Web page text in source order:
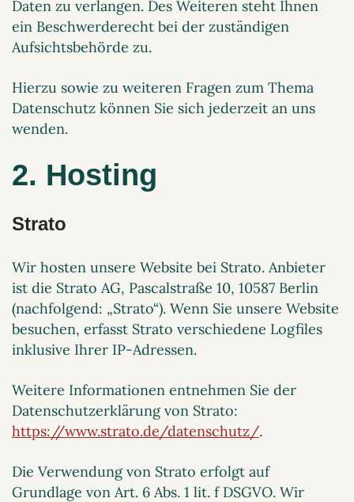
Daten zu verlangen. Des Weiteren steht Ihnen
ein Beschwerderecht bei der zuständigen
Aufsichtsbehörde zu.
Hierzu sowie zu weiteren Fragen zum Thema
Datenschutz können Sie sich jederzeit an uns
wenden.
2. Hosting
Strato
Wir hosten unsere Website bei Strato. Anbieter
ist die Strato AG, Pascalstraße 10, 10587 Berlin
(nachfolgend: „Strato“). Wenn Sie unsere Website
besuchen, erfasst Strato verschiedene Logfiles
inklusive Ihrer IP-Adressen.
Weitere Informationen entnehmen Sie der
Datenschutzerklärung von Strato:
https://www.strato.de/datenschutz/.
Die Verwendung von Strato erfolgt auf
Grundlage von Art. 6 Abs. 1 lit. f DSGVO. Wir